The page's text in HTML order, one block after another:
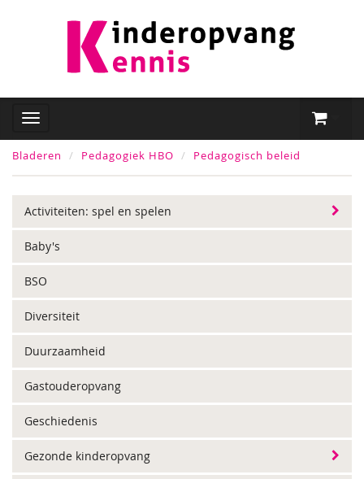
Bladeren Pedagogiek HBO Pedagogisch beleid
Activiteiten: spel en spelen
Baby's
BSO
Diversiteit
Duurzaamheid
Gastouderopvang
Geschiedenis
Gezonde kinderopvang